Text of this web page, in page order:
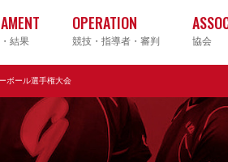
結果
実業団 クラブ 大学
小学校 ヤングクラブ ソ
OPERATION
競技・指導者・審判 協会
ボール選手権大会